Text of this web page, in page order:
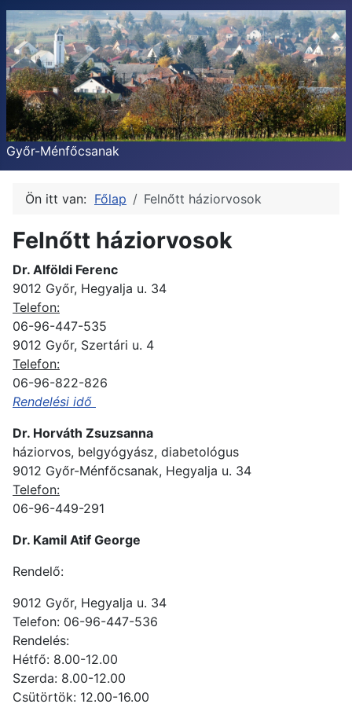
Győr-Ménfőcsanak
Ön itt van: Főlap Felnőtt háziorvosok
Felnőtt háziorvosok
Dr. Alföldi Ferenc
9012 Győr, Hegyalja u. 34
Telefon:
06-96-447-535
9012 Győr, Szertári u. 4
Telefon:
06-96-822-826
Rendelési idő
Dr. Horváth Zsuzsanna
háziorvos, belgyógyász, diabetológus
9012 Győr-Ménfőcsanak, Hegyalja u. 34
Telefon:
06-96-449-291
Dr. Kamil Atif George
Rendelő:
9012 Győr, Hegyalja u. 34
Telefon: 06-96-447-536
Rendelés:
Hétfő: 8.00-12.00
Szerda: 8.00-12.00
Csütörtök: 12.00-16.00